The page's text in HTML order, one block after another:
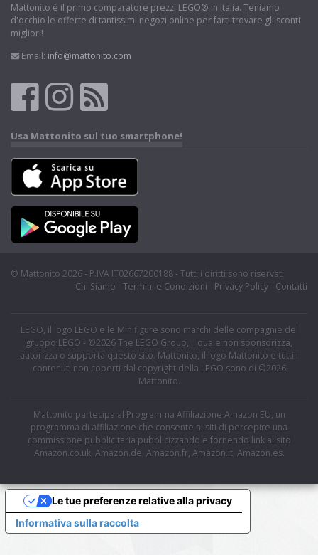
Mattonito è il primo comparatore prezzi LEGO® in Italia. Teniamo
d'occhio le offerte di tantissimi negozi online per farti trovare gli sconti
migliori!
Email: info@mattonito.com
Usa Mattonito sul tuo smartphone!
© Mattonito 2026 - P.IVA IT02667200188 - Tutti i diritti sono riservati
Chi Siamo
Termini e Condizioni Privacy Policy Contatti
LEGO, il logo LEGO e le Minifigure sono marchi delle compagnie del
gruppo LEGO - ©2026 The LEGO Group, il quale non sponsorizza,
autorizza o supporta questo sito. Mattonito, il logo Mattonito e tutti i
contenuti non coperti dal copyright della LEGO sono di ©2026
Mattonito.
Mattonito partecipa al Programma Affiliazione Amazon EU, un
programma di affiliazione che consente ai siti di percepire una
commissione pubblicitaria pubblicizzando e fornendo link al sito
Amazon.co.uk, Amazon.de, Amazon.fr, Amazon.it, Amazon.es.
Informativa sulla raccolta
Le tue preferenze relative alla privacy